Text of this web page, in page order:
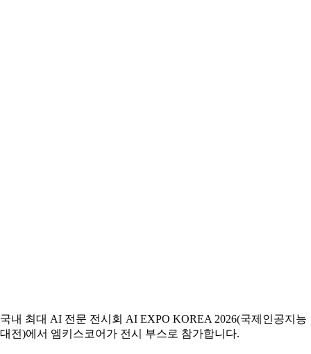
국내 최대 AI 전문 전시회 AI EXPO KOREA 2026(국제인공지능
대전)에서 엠키스코어가 전시 부스로 참가합니다.